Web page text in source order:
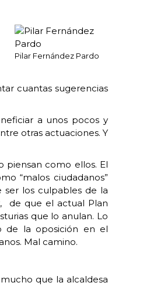
Pilar Fernández Pardo
cuantas sugerencias
a unos pocos y
otras actuaciones. Y
piensan como ellos. El
“malos ciudadanos”
ser los culpables de la
de que el actual Plan
que lo anulan. Lo
de la oposición en el
Mal camino.
que la alcaldesa